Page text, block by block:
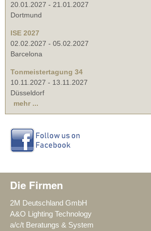
20.01.2027 - 21.01.2027
Dortmund
ISE 2027
02.02.2027 - 05.02.2027
Barcelona
Tonmeistertagung 34
10.11.2027 - 13.11.2027
Düsseldorf
mehr ...
Die Firmen
2M Deutschland GmbH
A&O Lighting Technology
a/c/t Beratungs & System